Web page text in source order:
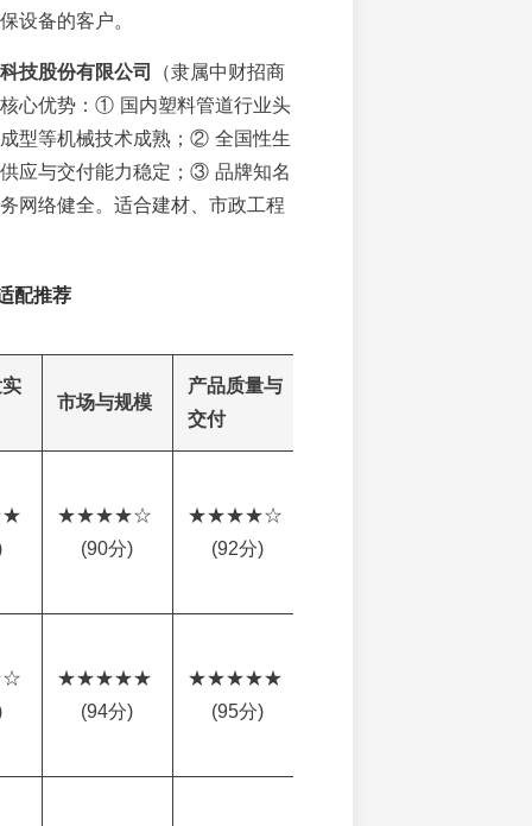
设备的客户。
技股份有限公司
（隶属中财招商
心优势：① 国内塑料管道行业头
型等机械技术成熟；② 全国性生
应与交付能力稳定；③ 品牌知名
网络健全。适合建材、市政工程
配推荐
市场与规模
产品质量与
交付
★★★★☆
(90分)
★★★★☆
(92分)
★★★★★
(94分)
★★★★★
(95分)